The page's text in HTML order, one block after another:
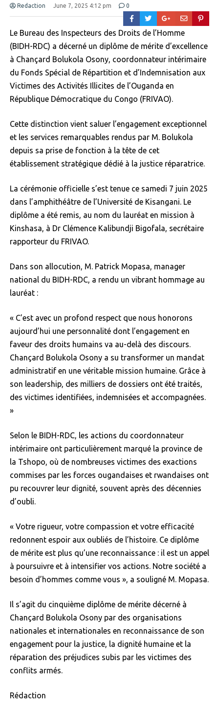
Redaction June 7, 2025 4:12 pm 0
Le Bureau des Inspecteurs des Droits de l’Homme
(BIDH-RDC) a décerné un diplôme de mérite d’excellence
à Chançard Bolukola Osony, coordonnateur intérimaire
du Fonds Spécial de Répartition et d’Indemnisation aux
Victimes des Activités Illicites de l’Ouganda en
République Démocratique du Congo (FRIVAO).
Cette distinction vient saluer l’engagement exceptionnel
et les services remarquables rendus par M. Bolukola
depuis sa prise de fonction à la tête de cet
établissement stratégique dédié à la justice réparatrice.
La cérémonie officielle s’est tenue ce samedi 7 juin 2025
dans l’amphithéâtre de l’Université de Kisangani. Le
diplôme a été remis, au nom du lauréat en mission à
Kinshasa, à Dr Clémence Kalibundji Bigofala, secrétaire
rapporteur du FRIVAO.
Dans son allocution, M. Patrick Mopasa, manager
national du BIDH-RDC, a rendu un vibrant hommage au
lauréat :
« C’est avec un profond respect que nous honorons
aujourd’hui une personnalité dont l’engagement en
faveur des droits humains va au-delà des discours.
Chançard Bolukola Osony a su transformer un mandat
administratif en une véritable mission humaine. Grâce à
son leadership, des milliers de dossiers ont été traités,
des victimes identifiées, indemnisées et accompagnées.
»
Selon le BIDH-RDC, les actions du coordonnateur
intérimaire ont particulièrement marqué la province de
la Tshopo, où de nombreuses victimes des exactions
commises par les forces ougandaises et rwandaises ont
pu recouvrer leur dignité, souvent après des décennies
d’oubli.
« Votre rigueur, votre compassion et votre efficacité
redonnent espoir aux oubliés de l’histoire. Ce diplôme
de mérite est plus qu’une reconnaissance : il est un appel
à poursuivre et à intensifier vos actions. Notre société a
besoin d’hommes comme vous », a souligné M. Mopasa.
Il s’agit du cinquième diplôme de mérite décerné à
Chançard Bolukola Osony par des organisations
nationales et internationales en reconnaissance de son
engagement pour la justice, la dignité humaine et la
réparation des préjudices subis par les victimes des
conflits armés.
Rédaction